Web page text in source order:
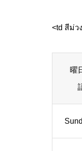
<td สีม่ว
曜